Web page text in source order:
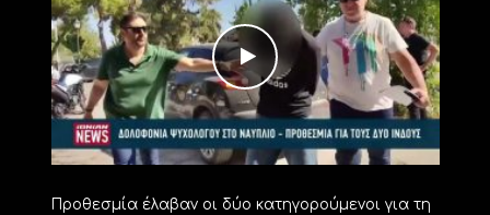
Προθεσμία έλαβαν οι δύο κατηγορούμενοι για τη